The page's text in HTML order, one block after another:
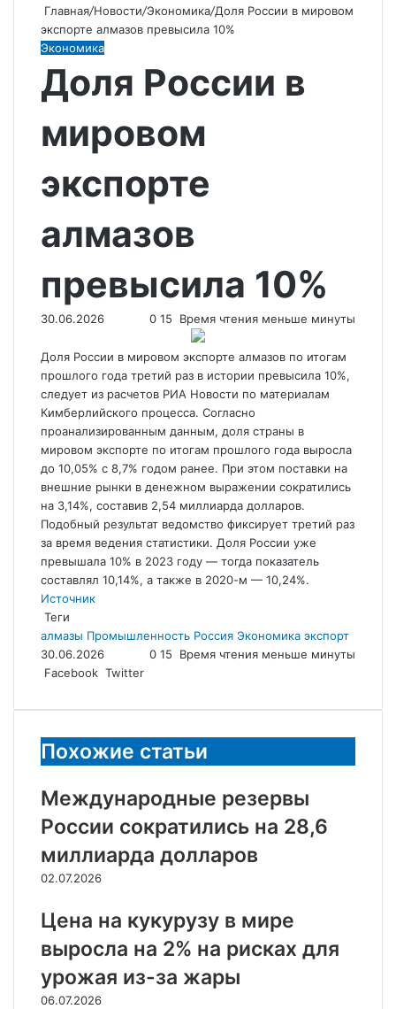
Главная/Новости/Экономика/Доля России в мировом
экспорте алмазов превысила 10%
Экономика
Доля России в
мировом
экспорте
алмазов
превысила 10%
30.06.2026 0 15 Время чтения меньше минуты
Доля России в мировом экспорте алмазов по итогам
прошлого года третий раз в истории превысила 10%,
следует из расчетов РИА Новости по материалам
Кимберлийского процесса. Согласно
проанализированным данным, доля страны в
мировом экспорте по итогам прошлого года выросла
до 10,05% с 8,7% годом ранее. При этом поставки на
внешние рынки в денежном выражении сократились
на 3,14%, составив 2,54 миллиарда долларов.
Подобный результат ведомство фиксирует третий раз
за время ведения статистики. Доля России уже
превышала 10% в 2023 году — тогда показатель
составлял 10,14%, а также в 2020-м — 10,24%.
Источник
Теги
алмазы Промышленность Россия Экономика экспорт
30.06.2026
0 15
Время чтения меньше минуты
Facebook Twitter
электронную
Похожие статьи
Международные резервы
России сократились на 28,6
миллиарда долларов
02.07.2026
Цена на кукурузу в мире
выросла на 2% на рисках для
урожая из-за жары
06.07.2026